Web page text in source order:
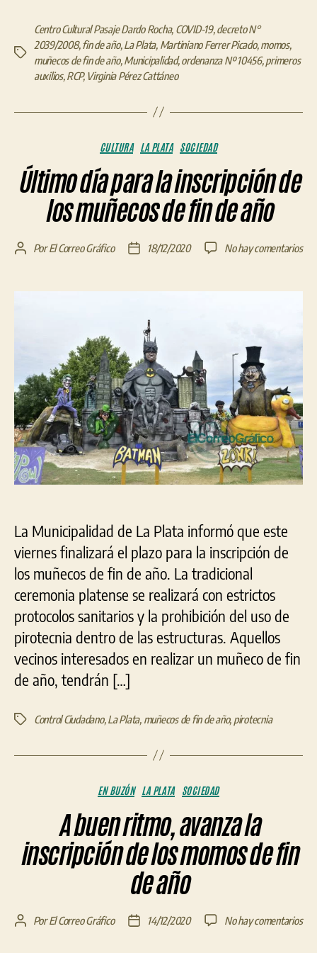
Etiquetas
Centro Cultural Pasaje Dardo Rocha, COVID-19,decreto N°
2039/2008,fin de año,La Plata, Martiniano Ferrer Picado,momos,
muñecos de fin de año,Municipalidad,ordenanza Nº 10456,primeros
auxilios,RCP, Virginia Pérez Cattáneo
Categorías
CULTURA LA PLATA SOCIEDAD
Último día para la inscripción de
los muñecos de fin de año
AutorPorEl Correo Gráfico
Fecha18/12/2020 No hay comentariosen
de
fin
de
año
La Municipalidad de La Plata informó que este
viernes finalizará el plazo para la inscripción de
los muñecos de fin de año. La tradicional
ceremonia platense se realizará con estrictos
protocolos sanitarios y la prohibición del uso de
pirotecnia dentro de las estructuras. Aquellos
vecinos interesados en realizar un muñeco de fin
de año, tendrán […]
EtiquetasControl Ciudadano,La Plata, muñecos de fin de año, pirotecnia
Categorías
EN BUZÓN LA PLATA SOCIEDAD
A buen ritmo, avanza la
inscripción de los momos de fin
de año
AutorPorEl Correo Gráfico
Fecha14/12/2020 No hay comentariosen